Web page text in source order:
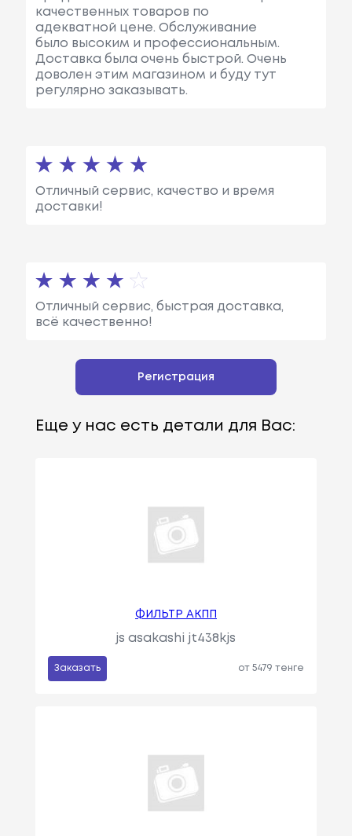
качественных товаров по
адекватной цене. Обслуживание
было высоким и профессиональным.
Доставка была очень быстрой. Очень
доволен этим магазином и буду тут
регулярно заказывать.
Отличный сервис, качество и время
доставки!
Отличный сервис, быстрая доставка,
всё качественно!
Регистрация
Еще у нас есть детали для Вас:
ФИЛЬТР АКПП
js asakashi jt438kjs
Заказать от 5479 тенге